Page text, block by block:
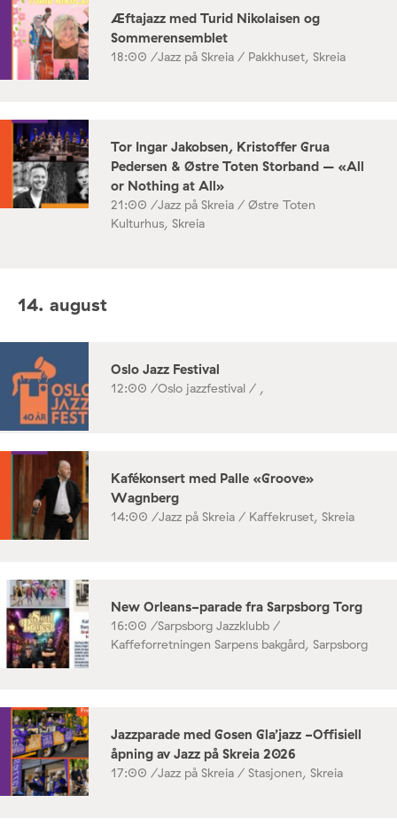
Æftajazz med Turid Nikolaisen og
Sommerensemblet
18:00 /Jazz på Skreia / Pakkhuset, Skreia
Tor Ingar Jakobsen, Kristoffer Grua
Pedersen & Østre Toten Storband – «All
or Nothing at All»
21:00 /Jazz på Skreia / Østre Toten
Kulturhus, Skreia
14. august
Oslo Jazz Festival
12:00 /Oslo jazzfestival / ,
Kafékonsert med Palle «Groove»
Wagnberg
14:00 /Jazz på Skreia / Kaffekruset, Skreia
New Orleans-parade fra Sarpsborg Torg
16:00 /Sarpsborg Jazzklubb /
Kaffeforretningen Sarpens bakgård, Sarpsborg
Jazzparade med Gosen Gla’jazz -Offisiell
åpning av Jazz på Skreia 2026
17:00 /Jazz på Skreia / Stasjonen, Skreia